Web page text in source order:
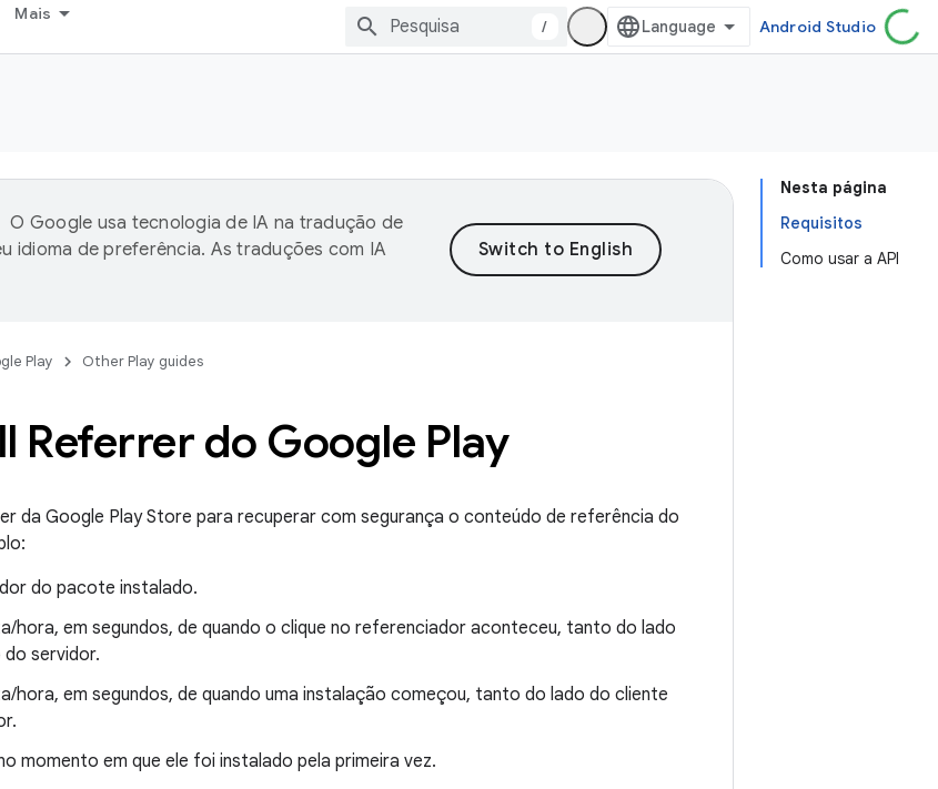
Mais
/ Android Studio
Nesta página
Requisitos
Como usar a API
O Google usa tecnologia de IA na tradução de
idioma de preferência. As traduções com IA
Play Other Play guides
Referrer do Google Play
da Google Play Store para recuperar com segurança o conteúdo de referência do
do pacote instalado.
hora, em segundos, de quando o clique no referenciador aconteceu, tanto do lado
servidor.
hora, em segundos, de quando uma instalação começou, tanto do lado do cliente
momento em que ele foi instalado pela primeira vez.